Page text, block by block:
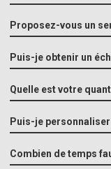
Proposez-vous un
Puis-je obtenir un
Quelle est votre
Puis-je
Combien de temps